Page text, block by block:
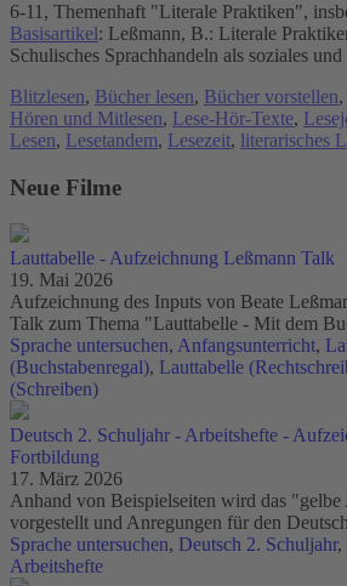
6-11, Themenhaft "Literale Praktiken",
Basisartikel: Leßmann, B.: Literale
Schulisches Sprachhandeln als soziales
Blitzlesen, Bücher lesen, Bücher vorstellen,
Hören und Mitlesen, Lese-Hör-Texte,
Lesen, Lesetandem, Lesezeit, literarisches
Neue Filme
Lauttabelle - Aufzeichnung Leßmann Talk
19. Mai 2026
Aufzeichnung des Inputs von Beate
Talk zum Thema "Lauttabelle - Mit dem
Sprache untersuchen, Anfangsunterricht,
(Buchstabenregal), Lauttabelle
(Schreiben)
Deutsch 2. Schuljahr - Arbeitshefte -
Fortbildung
17. März 2026
Anhand von Beispielseiten wird das
vorgestellt und Anregungen für den
Sprache untersuchen, Deutsch 2. Schuljahr,
Arbeitshefte